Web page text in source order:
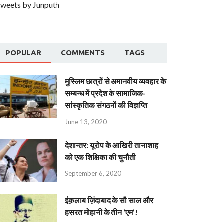
by Junputh
POPULAR COMMENTS TAGS
मुस्लिम छात्रों से अमानवीय व्यवहार के
सम्बन्ध में प्रदेश के सामाजिक-
सांस्कृतिक संगठनों की विज्ञप्ति
June 13, 2020
देशान्‍तर: यूरोप के आखिरी तानाशाह
को एक शिक्षिका की चुनौती
September 6, 2020
इंक़लाब ज़िंदाबाद के सौ साल और
हसरत मोहानी के तीन ‘एम’!